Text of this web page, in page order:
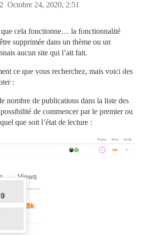
Octobre 24, 2020, 2:51
2
que cela fonctionne… la fonctionnalité
supprimée dans un thème ou un
aucun site qui l’ait fait.
ce que vous recherchez, mais voici des
:
nombre de publications dans la liste des
de commencer par le premier ou
que soit l’état de lecture :